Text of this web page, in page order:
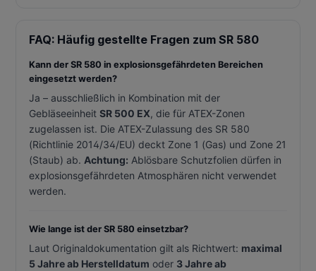
FAQ: Häufig gestellte Fragen zum SR 580
Kann der SR 580 in explosionsgefährdeten Bereichen
eingesetzt werden?
Ja – ausschließlich in Kombination mit der
Gebläseeinheit SR 500 EX, die für ATEX-Zonen
zugelassen ist. Die ATEX-Zulassung des SR 580
(Richtlinie 2014/34/EU) deckt Zone 1 (Gas) und Zone 21
(Staub) ab. Achtung: Ablösbare Schutzfolien dürfen in
explosionsgefährdeten Atmosphären nicht verwendet
werden.
Wie lange ist der SR 580 einsetzbar?
Laut Originaldokumentation gilt als Richtwert: maximal
5 Jahre ab Herstelldatum oder 3 Jahre ab